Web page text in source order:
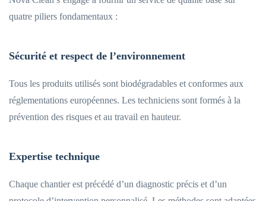
quatre piliers fondamentaux :
Sécurité et respect de l’environnement
Tous les produits utilisés sont biodégradables et conformes aux
réglementations européennes. Les techniciens sont formés à la
prévention des risques et au travail en hauteur.
Expertise technique
Chaque chantier est précédé d’un diagnostic précis et d’un